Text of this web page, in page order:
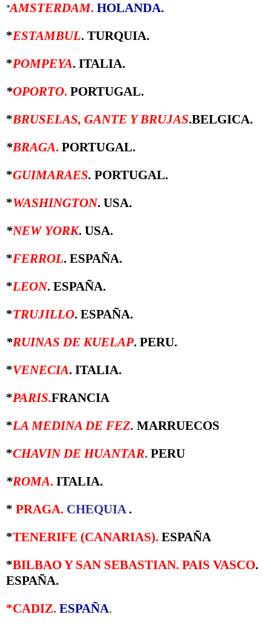
*AMSTERDAM. HOLANDA.
*ESTAMBUL. TURQUIA.
*POMPEYA. ITALIA.
*OPORTO. PORTUGAL.
*BRUSELAS, GANTE Y BRUJAS.BELGICA.
*BRAGA. PORTUGAL.
*GUIMARAES. PORTUGAL.
*WASHINGTON. USA.
*NEW YORK. USA.
*FERROL. ESPAÑA.
*LEON. ESPAÑA.
*TRUJILLO. ESPAÑA.
*RUINAS DE KUELAP. PERU.
*VENECIA. ITALIA.
*PARIS.FRANCIA
*LA MEDINA DE FEZ. MARRUECOS
*CHAVIN DE HUANTAR. PERU
*ROMA. ITALIA.
* PRAGA. CHEQUIA .
*TENERIFE (CANARIAS). ESPAÑA
*BILBAO Y SAN SEBASTIAN. PAIS VASCO.
ESPAÑA.
*CADIZ. ESPAÑA.